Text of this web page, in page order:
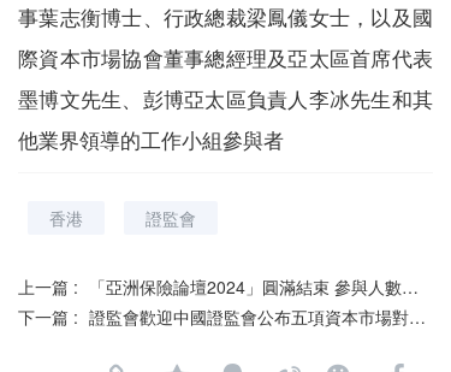
事葉志衡博士、行政總裁梁鳳儀女士，以及國
際資本市場協會董事總經理及亞太區首席代表
墨博文先生、彭博亞太區負責人李冰先生和其
他業界領導的工作小組參與者
香港 證監會
上一篇 :
「亞洲保險論壇2024」圓滿結束 參與人數破紀錄 深入探索如何在波動中開拓新機遇
下一篇 : 證監會歡迎中國證監會公布五項資本市場對港合作措施